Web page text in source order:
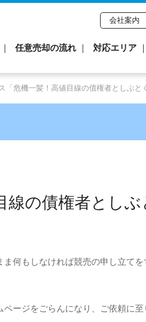
会社案内
任意売却の流れ 対応エリア
「危機一髪！高値目線の債権者としぶ
線の債権者としぶ
何もしなければ競売の申し立てを
ージをごらんになり、ご依頼に至